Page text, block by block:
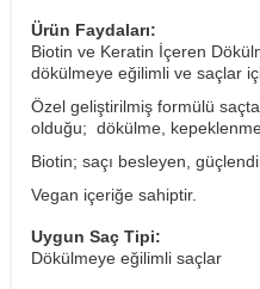
Ürün Faydaları:
Biotin ve Keratin İçeren
dökülmeye eğilimli ve saçlar
Özel geliştirilmiş formülü
olduğu; dökülme,
Biotin; saçı besleyen,
Vegan içeriğe sahiptir.
Uygun Saç Tipi:
Dökülmeye eğilimli saçlar